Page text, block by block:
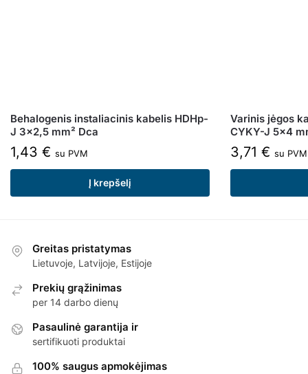
Behalogenis instaliacinis kabelis HDHp-
J 3×2,5 mm² Dca
1,43 € su PVM
Į krepšelį
Varinis jėgos
CYKY-J 5×4
3,71 € su PVM
Greitas pristatymas
Lietuvoje, Latvijoje, Estijoje
Prekių grąžinimas
per 14 darbo dienų
Pasaulinė garantija ir
sertifikuoti produktai
100% saugus apmokėjimas